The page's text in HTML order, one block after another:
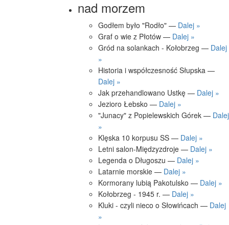
nad morzem
Godłem było "Rodło" — Dalej »
Graf o wie z Płotów — Dalej »
Gród na solankach - Kołobrzeg — Dalej
»
Historia i współczesność Słupska —
Dalej »
Jak przehandlowano Ustkę — Dalej »
Jezioro Łebsko — Dalej »
"Junacy" z Popielewskich Górek — Dalej
»
Klęska 10 korpusu SS — Dalej »
Letni salon-Międzyzdroje — Dalej »
Legenda o Długoszu — Dalej »
Latarnie morskie — Dalej »
Kormorany lubią Pakotulsko — Dalej »
Kołobrzeg - 1945 r. — Dalej »
Kluki - czyli nieco o Słowińcach — Dalej
»